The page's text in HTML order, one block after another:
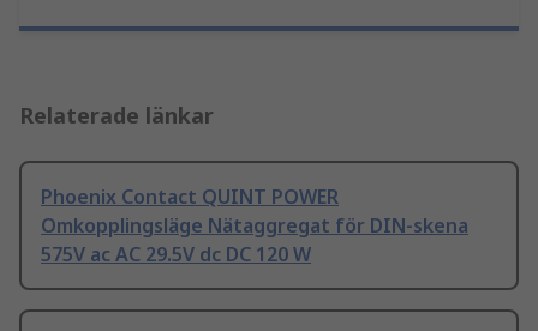
Relaterade länkar
Phoenix Contact QUINT POWER
Omkopplingsläge Nätaggregat för DIN-skena
575V ac AC 29.5V dc DC 120 W